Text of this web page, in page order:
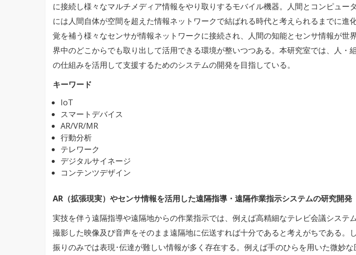
に接続し様々なマルチメディア情報をやり取りするモバイル機器。人間とコンピュー
には人間自体が空間を超えた情報ネットワークで結ばれる時代と考えられるまでに進
覚を補う様々なセンサが情報ネットワークに接続され、人間の知能とセンサ情報が世
界中のどこからでも取り出して活用できる環境が整いつつある。本研究室では、人・
の仕組みを活用して支援するためのシステムの開発を目指している。
キーワード
IoT
スマートデバイス
AR/VR/MR
行動分析
テレワーク
デジタルサイネージ
コンテンツデザイン
AR（拡張現実）やセンサ情報を活用した遠隔指導・遠隔作業指示システムの研究開発
実技を伴う遠隔指導や遠隔地からの作業指示では、例えば高精細なテレビ会議システ
撮影した映像及び音声をそのまま遠隔地に伝送すれば十分であると考えがちである。
振りのみでは表現･伝達が難しい情報が多く存在する。例えば手のひらを用いた微妙